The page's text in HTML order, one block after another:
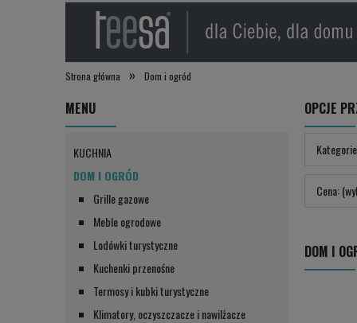
Strona główna » Dom i ogród
MENU
KUCHNIA
DOM I OGRÓD
Grille gazowe
Meble ogrodowe
Lodówki turystyczne
Kuchenki przenośne
Termosy i kubki turystyczne
Klimatory, oczyszczacze i nawilżacze
OPCJE
Cena:
DOM I